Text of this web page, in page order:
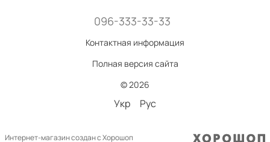
096-333-33-33
Контактная информация
Полная версия сайта
© 2026
Укр Рус
Интернет-магазин создан с Хорошоп